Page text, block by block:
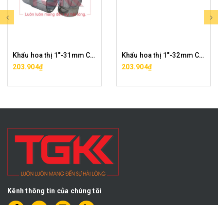
Khẩu hoa thị 1"-31mm CF2029-12-31
203.904₫
Khẩu hoa thị 1"-32mm CF2029-12-32
203.904₫
Kênh thông tin của chúng tôi